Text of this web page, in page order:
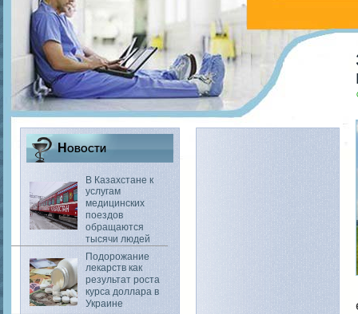
Новости
В Казахстане к
услугам
медицинских
поездов
обращаются
тысячи людей
Подорожание
лекарств как
результат роста
курса доллара в
Украине